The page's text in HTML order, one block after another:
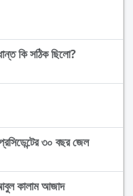
কি সঠিক ছিলো?
৩০ বছর জেল
কালাম আজাদ